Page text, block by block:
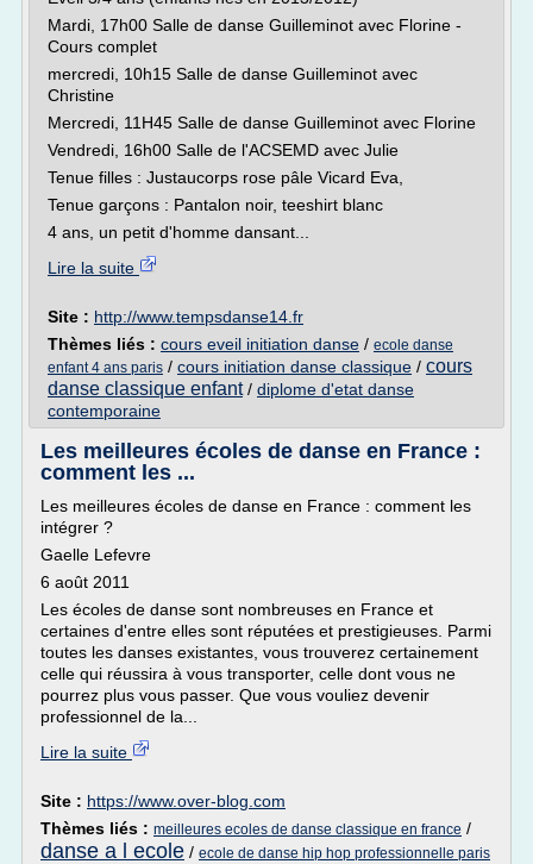
Mardi, 17h00 Salle de danse Guilleminot avec Florine -
Cours complet
mercredi, 10h15 Salle de danse Guilleminot avec
Christine
Mercredi, 11H45 Salle de danse Guilleminot avec Florine
Vendredi, 16h00 Salle de l'ACSEMD avec Julie
Tenue filles : Justaucorps rose pâle Vicard Eva,
Tenue garçons : Pantalon noir, teeshirt blanc
4 ans, un petit d'homme dansant...
Lire la suite
Site : http://www.tempsdanse14.fr
Thèmes liés : cours eveil initiation danse / ecole danse
enfant 4 ans paris / cours initiation danse classique / cours
danse classique enfant/ diplome d'etat danse
contemporaine
Les meilleures écoles de danse en France :
comment les ...
Les meilleures écoles de danse en France : comment les
intégrer ?
Gaelle Lefevre
6 août 2011
Les écoles de danse sont nombreuses en France et
certaines d'entre elles sont réputées et prestigieuses. Parmi
toutes les danses existantes, vous trouverez certainement
celle qui réussira à vous transporter, celle dont vous ne
pourrez plus vous passer. Que vous vouliez devenir
professionnel de la...
Lire la suite
Site : https://www.over-blog.com
Thèmes liés : meilleures ecoles de danse classique en france /
danse a l ecole / ecole de danse hip hop professionnelle paris